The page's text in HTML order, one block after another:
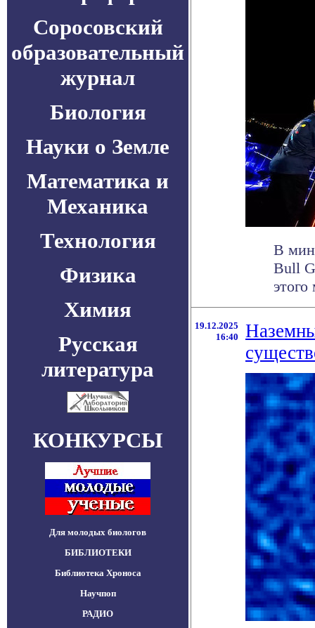
Соросовский
образовательный
журнал
Биология
Науки о Земле
Математика и
Механика
Технология
Физика
Химия
Русская
литература
КОНКУРСЫ
Для молодых биологов
БИБЛИОТЕКИ
Библиотека Хроноса
Научпоп
РАДИО
В
Bull
19.12.2025
16:40